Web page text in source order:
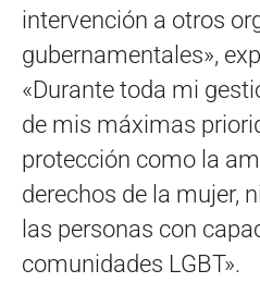
intervención a otros
gubernamentales»,
«Durante toda mi
de mis máximas
protección como la
derechos de la mujer,
las personas con
comunidades LGBT».